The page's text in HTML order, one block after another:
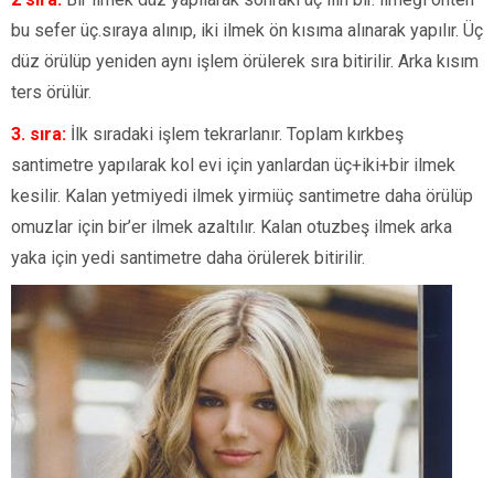
bu sefer üç.sıraya alınıp, iki ilmek ön kısıma alınarak yapılır. Üç
düz örülüp yeniden aynı işlem örülerek sıra bitirilir. Arka kısım
ters örülür.
3. sıra: İlk sıradaki işlem tekrarlanır. Toplam kırkbeş
santimetre yapılarak kol evi için yanlardan üç+iki+bir ilmek
kesilir. Kalan yetmiyedi ilmek yirmiüç santimetre daha örülüp
omuzlar için bir’er ilmek azaltılır. Kalan otuzbeş ilmek arka
yaka için yedi santimetre daha örülerek bitirilir.